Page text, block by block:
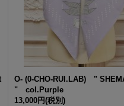
O- (0-CHO-RUI.LAB) "
" col.Purple
13,000円(税別)